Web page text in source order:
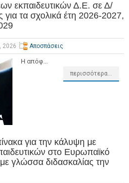
εκπαιδευτικών Δ.Ε. σε Δ/
για τα σχολικά έτη 2026-2027,
2026 Αποσπάσεις
Η απόφ...
περισσότερα...
για την κάλυψη με
στο Ευρωπαϊκό
με γλώσσα διδασκαλίας την